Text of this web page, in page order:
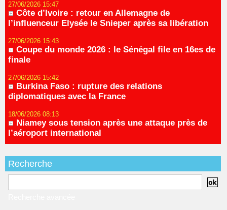
27/06/2026 15:47
Côte d’Ivoire : retour en Allemagne de
l’influenceur Elysée le Snieper après sa libération
27/06/2026 15:43
Coupe du monde 2026 : le Sénégal file en 16es de
finale
27/06/2026 15:42
Burkina Faso : rupture des relations
diplomatiques avec la France
18/06/2026 08:13
Niamey sous tension après une attaque près de
l’aéroport international
Recherche